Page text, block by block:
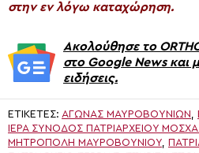
στην εν λόγω καταχώρηση.
Ακολούθησε το
στο Google News και
ειδήσεις.
ΕΤΙΚΈΤΕΣ: ΑΓΏΝΑΣ ΜΑΥΡΟΒΟΎΝΙΩΝ,
ΙΕΡΆ ΣΎΝΟΔΟΣ ΠΑΤΡΙΑΡΧΕΊΟΥ
ΜΗΤΡΌΠΟΛΗ ΜΑΥΡΟΒΟΥΝΊΟΥ,